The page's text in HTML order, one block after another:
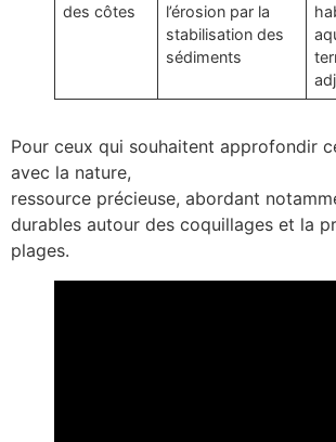
des côtes
l’érosion par la
stabilisation des
sédiments
Pour ceux qui souhaitent approfondir
avec la nature,
ressource précieuse, abordant
durables autour des coquillages et la
plages.